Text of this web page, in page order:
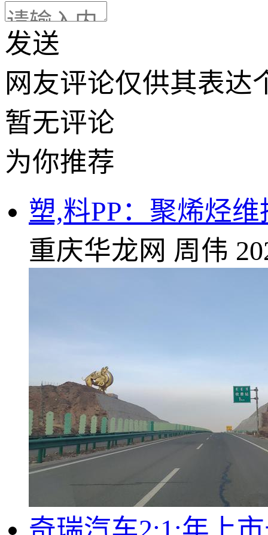
发送
网友评论仅供其表达
暂无评论
为你推荐
塑,料PP：聚烯烃
重庆华龙网 周伟